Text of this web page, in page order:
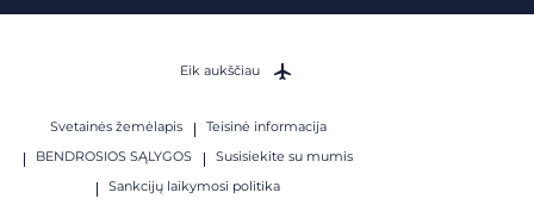
Svetainės žemėlapis
Teisinė informacija
BENDROSIOS SĄLYGOS
Susisiekite su mumis
Sankcijų laikymosi politika
Eik aukščiau